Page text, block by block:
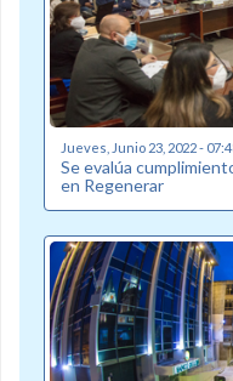
Jueves, Junio 23, 2022 -
Se evalúa
en Regenerar